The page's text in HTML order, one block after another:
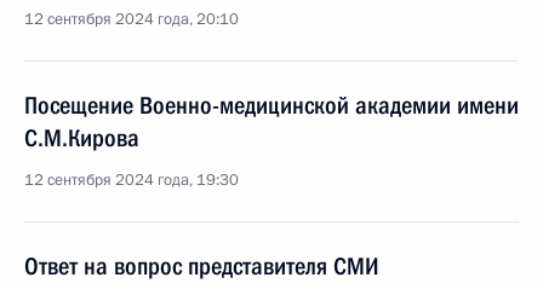
12 сентября 2024 года, 20:10
Посещение Военно-медицинской академии имени
С.М.Кирова
12 сентября 2024 года, 19:30
Ответ на вопрос представителя СМИ